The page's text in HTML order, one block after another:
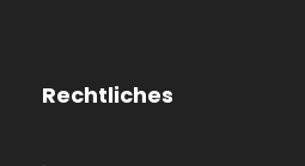
Rechtliches